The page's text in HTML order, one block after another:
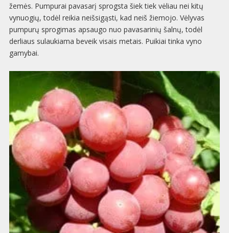
žemės. Pumpurai pavasarį sprogsta šiek tiek vėliau nei kitų
vynuogių, todėl reikia neišsigąsti, kad neiš žiemojo. Vėlyvas
pumpurų sprogimas apsaugo nuo pavasarinių šalnų, todėl
derliaus sulaukiama beveik visais metais. Puikiai tinka vyno
gamybai.